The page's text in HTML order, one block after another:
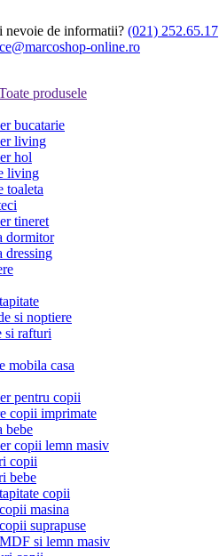
nevoie de informatii? (021) 252.65.17
online.ro
bucatarie
living
hol
living
toaleta
tineret
dormitor
dressing
si noptiere
si rafturi
mobila casa
pentru copii
copii imprimate
bebe
copii lemn masiv
copii
bebe
copii
masina
suprapuse
si lemn masiv